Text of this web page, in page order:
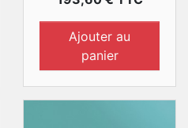
Ajouter au
panier